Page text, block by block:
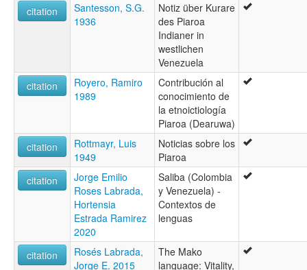
citation
Santesson, S.G.
1936
Notiz über Kurare
des Piaroa
Indianer in
westlichen
Venezuela
citation
Royero, Ramiro
1989
Contribución al
conocimiento de
la etnoictiología
Piaroa (Dearuwa)
citation
Rottmayr, Luis
1949
Noticias sobre los
Piaroa
citation
Jorge Emilio
Roses Labrada,
Hortensia
Estrada Ramirez
2020
Saliba (Colombia
y Venezuela) -
Contextos de
lenguas
citation
Rosés Labrada,
Jorge E. 2015
The Mako
language: Vitality,